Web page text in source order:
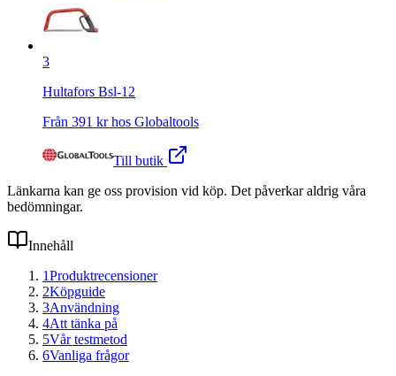
3
Hultafors Bsl-12
Från 391 kr hos Globaltools
Till butik
Länkarna kan ge oss provision vid köp. Det påverkar aldrig våra
bedömningar.
Innehåll
1Produktrecensioner
2Köpguide
3Användning
4Att tänka på
5Vår testmetod
6Vanliga frågor